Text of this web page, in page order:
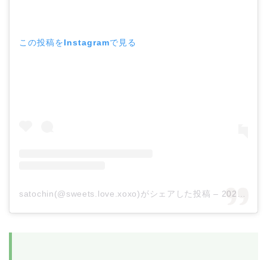
この投稿をInstagramで見る
satochin(@sweets.love.xoxo)がシェアした投稿 – 2020年10月月15日午前5時14分PDT